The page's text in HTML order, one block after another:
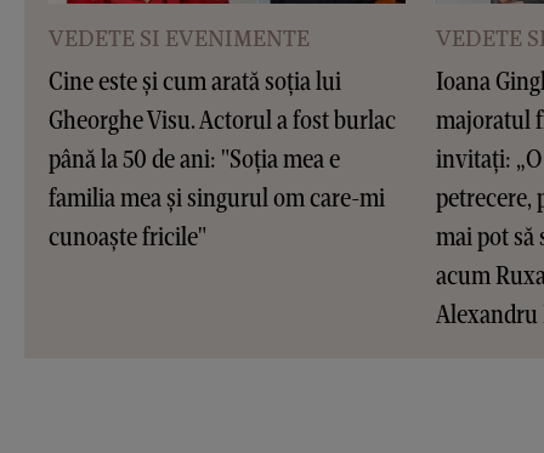
VEDETE SI EVENIMENTE
Cine este și cum arată soția lui
Gheorghe Visu. Actorul a fost burlac
până la 50 de ani: "Soția mea e
familia mea și singurul om care-mi
cunoaște fricile"
VEDETE
Ioana
majoratul
invitați:
petrecere,
mai pot să
acum
Alexandru